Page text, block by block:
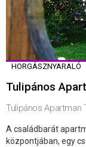
HORGÁSZNYARALÓ
Tulipános
Tulipános Apartman
A családbarát
központjában, egy